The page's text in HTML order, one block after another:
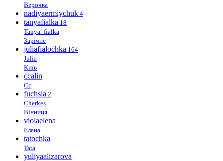
Верочка
nadiyaermiychuk 4
tanyafialka 18
Tanya_fialka
Зарічне
juliafialochka 164
Julia
Київ
ccalin
Cc
fuchsia 2
Cherkes
Вінниця
violaelena
Елена
tatochka
Tata
yuliyaalizarova